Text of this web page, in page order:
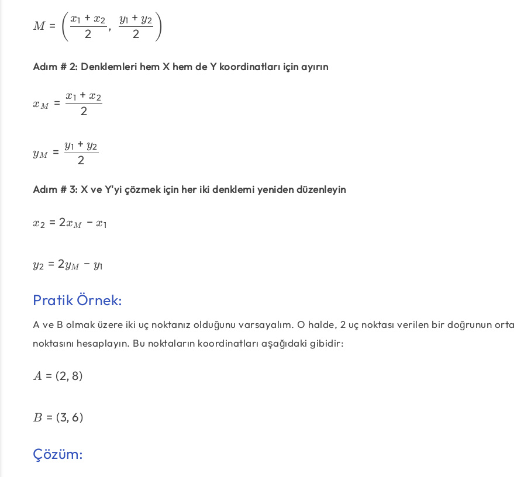
M = ( 2
x1 + x2 ,
2
y1 + y2 )
Adım # 2: Denklemleri hem X hem de Y koordinatları için ayırın
xM =
2
x1 + x2
yM =
2
y1 + y2
Adım # 3: X ve Y'yi çözmek için her iki denklemi yeniden düzenleyin
x2 = 2xM − x1
y2 = 2yM − y1
Pratik Örnek:
A ve B olmak üzere iki uç noktanız olduğunu varsayalım. O halde, 2 uç noktası verilen bir doğrunun orta
noktasını hesaplayın. Bu noktaların koordinatları aşağıdaki gibidir:
A = (2, 8)
B = (3, 6)
Çözüm: